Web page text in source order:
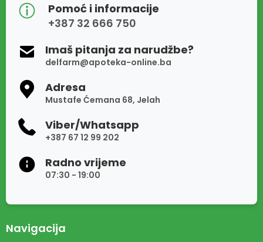
Pomoć i informacije
+387 32 666 750
Imaš pitanja za narudžbe?
delfarm@apoteka-online.ba
Adresa
Mustafe Ćemana 68, Jelah
Viber/Whatsapp
+387 67 12 99 202
Radno vrijeme
07:30 - 19:00
Navigacija